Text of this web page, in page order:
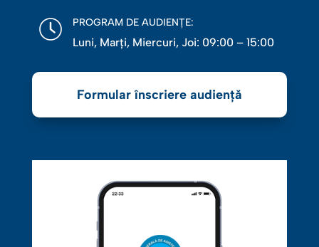
PROGRAM DE AUDIENȚE:
Luni, Marţi, Miercuri, Joi: 09:00 – 15:00
Formular înscriere audiență